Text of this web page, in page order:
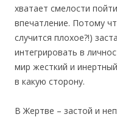
хватает смелости
впечатление. Потому
случится плохое?!)
интегрировать в
мир жесткий и
в какую сторону.
В Жертве – застой и